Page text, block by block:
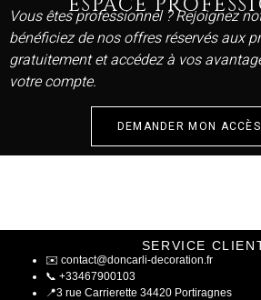
Vous êtes professionnel ? Rejoignez
bénéficiez de nos offres réservés aux
gratuitement et accédez à vos
votre compte.
DEMANDER MON
SERVICE
✉️ contact@doncarli-decoration.fr
📞 +33467900103
📍3 rue Carrierette 34420 Portiragnes